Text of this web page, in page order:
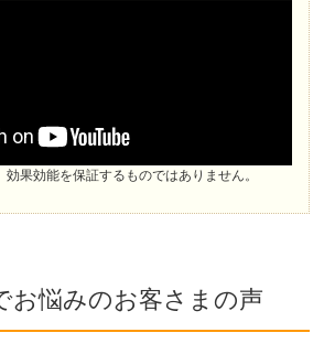
果効能を保証するものではありません。
お悩みのお客さまの声